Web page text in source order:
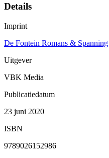
Details
Imprint
De Fontein Romans & Spanning
Uitgever
VBK Media
Publicatiedatum
23 juni 2020
ISBN
9789026152986